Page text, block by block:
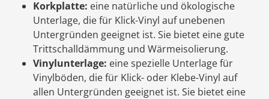
Korkplatte: eine natürliche und ökologische
Unterlage, die für Klick-Vinyl auf unebenen
Untergründen geeignet ist. Sie bietet eine gute
Trittschalldämmung und Wärmeisolierung.
Vinylunterlage: eine spezielle Unterlage für
Vinylböden, die für Klick- oder Klebe-Vinyl auf
allen Untergründen geeignet ist. Sie bietet eine